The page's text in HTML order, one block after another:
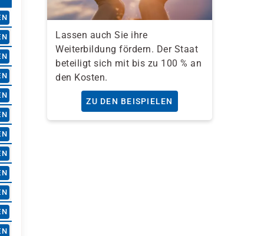
Lassen auch Sie ihre
Weiterbildung fördern. Der Staat
beteiligt sich mit bis zu 100 % an
den Kosten.
ZU DEN BEISPIELEN